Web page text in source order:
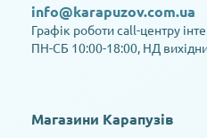
info@karapuzov.com.ua
Графік роботи call-центру
ПН-СБ 10:00-18:00, НД
Магазини Карапузів